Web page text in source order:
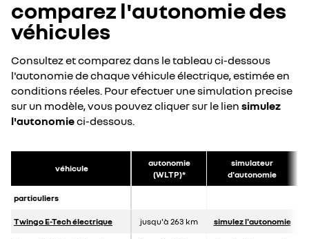
comparez l'autonomie des
véhicules
Consultez et comparez dans le tableau ci-dessous
l'autonomie de chaque véhicule électrique, estimée en
conditions réeles. Pour efectuer une simulation precise
sur un modèle, vous pouvez cliquer sur le lien simulez
l'autonomieci-dessous.
véhicule
autonomie
(WLTP)*
simulateur
d'autonomie
particuliers
Twingo E-Tech électrique jusqu'à 263 km simulez l'autonomie